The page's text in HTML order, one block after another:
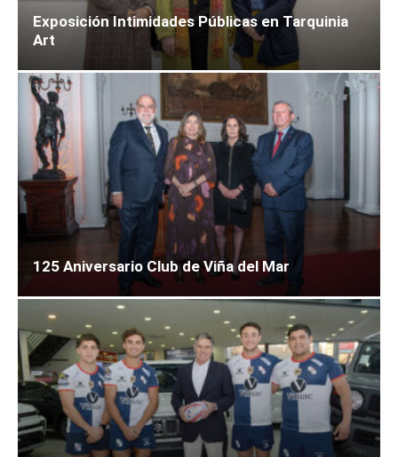
Exposición Intimidades Públicas en Tarquinia
Art
125 Aniversario Club de Viña del Mar